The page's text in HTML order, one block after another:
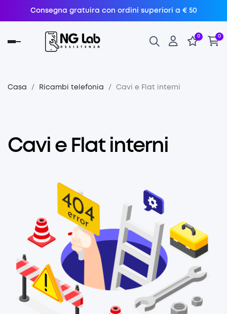
Consegna gratuira con ordini superiori a € 50
navigazione
Toggle
0 0
Casa Ricambi telefonia Cavi e Flat interni
Cavi e Flat interni